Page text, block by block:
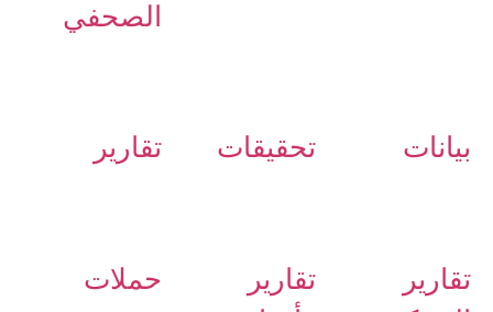
الصحفي
بيانات تحقيقات تقارير
تقارير
تقارير
حملات